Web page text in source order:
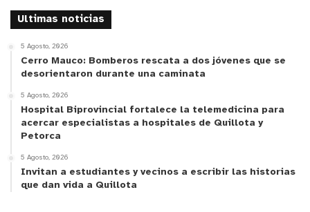
y tú, ¿qué opinas?
Ultimas noticias
5 Agosto, 2026
Cerro Mauco: Bomberos rescata a dos jóvenes que se
desorientaron durante una caminata
5 Agosto, 2026
Hospital Biprovincial fortalece la telemedicina para
acercar especialistas a hospitales de Quillota y
Petorca
5 Agosto, 2026
Invitan a estudiantes y vecinos a escribir las historias
que dan vida a Quillota